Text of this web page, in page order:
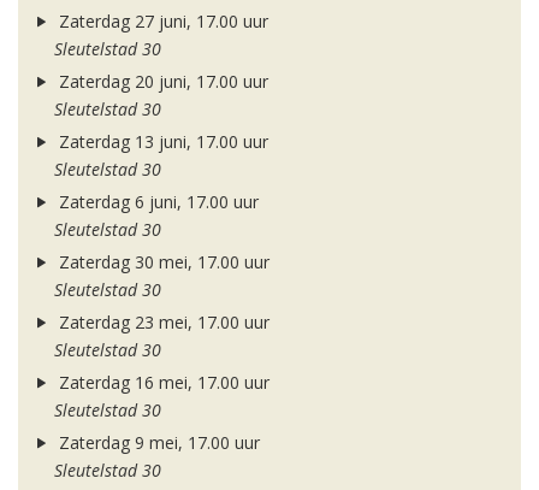
Zaterdag 27 juni, 17.00 uur
Sleutelstad 30
Zaterdag 20 juni, 17.00 uur
Sleutelstad 30
Zaterdag 13 juni, 17.00 uur
Sleutelstad 30
Zaterdag 6 juni, 17.00 uur
Sleutelstad 30
Zaterdag 30 mei, 17.00 uur
Sleutelstad 30
Zaterdag 23 mei, 17.00 uur
Sleutelstad 30
Zaterdag 16 mei, 17.00 uur
Sleutelstad 30
Zaterdag 9 mei, 17.00 uur
Sleutelstad 30